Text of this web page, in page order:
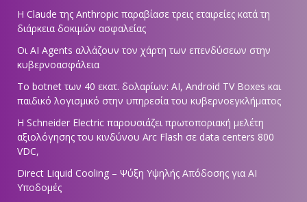
Η Claude της Anthropic παραβίασε τρεις εταιρείες κατά τη
διάρκεια δοκιμών ασφαλείας
Οι AI Agents αλλάζουν τον χάρτη των επενδύσεων στην
κυβερνοασφάλεια
Το botnet των 40 εκατ. δολαρίων: AI, Android TV Boxes και
παιδικό λογισμικό στην υπηρεσία του κυβερνοεγκλήματος
Η Schneider Electric παρουσιάζει πρωτοποριακή μελέτη
αξιολόγησης του κινδύνου Arc Flash σε data centers 800
VDC,
Direct Liquid Cooling – Ψύξη Υψηλής Απόδοσης για AI
Υποδομές